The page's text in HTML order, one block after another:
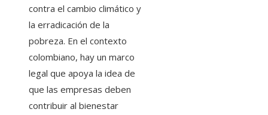
contra el cambio climático y
la erradicación de la
pobreza. En el contexto
colombiano, hay un marco
legal que apoya la idea de
que las empresas deben
contribuir al bienestar